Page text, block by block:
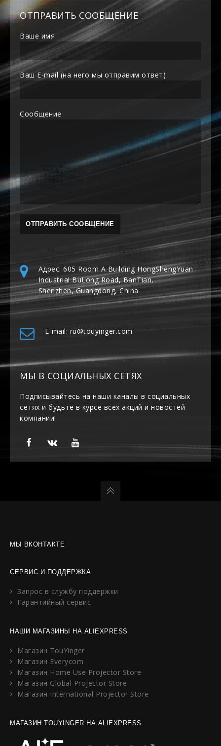
ОТПРАВИТЬ СООБЩЕНИЕ
Ваше имя
Ваш E-mail (на него мы отправим ответ)
Сообщение
Адрес: 605 Room A Building HongShengYuan
Industrial BuLong Road, BanTian,
Shenzhen, Guangdong, China
E-mail: ru@touyinger.com
МЫ В СОЦИАЛЬНЫХ СЕТЯХ
Подписывайтесь на наши каналы в социальных
сетях и будьте в курсе всех акций и новостей
компании!
МЫ ВКОНТАКТЕ
СЕРВИС И ПОДДЕРЖКА
Запрос в службу поддержки
Гарантийный сервис
НАШИ МАГАЗИНЫ НА ALIEXPRESS
Магазин TouYinger
Магазин Everycom
Магазин Home Use Projector Store
Магазин Global Projector Store
Магазин International Projector Store
МАГАЗИН TOUYINGER НА ALIEXPRESS